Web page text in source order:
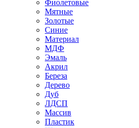
Фиолетовые
Мятные
Золотые
Синие
Материал
МДФ
Эмаль
Акрил
Береза
Дерево
Дуб
ЛДСП
Массив
Пластик